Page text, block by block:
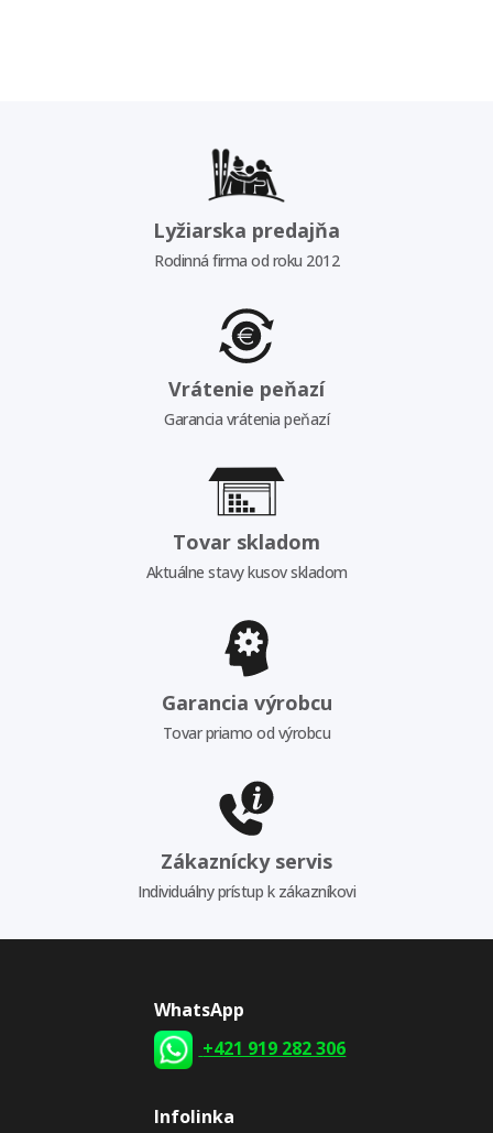
Lyžiarska predajňa
Rodinná firma od roku 2012
Vrátenie peňazí
Garancia vrátenia peňazí
Tovar skladom
Aktuálne stavy kusov skladom
Garancia výrobcu
Tovar priamo od výrobcu
Zákaznícky servis
Individuálny prístup k zákazníkovi
WhatsApp
+421 919 282 306
Infolinka